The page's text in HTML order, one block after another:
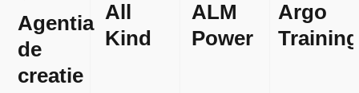
Agentia
de
creatie
All
Kind
ALM
Power
Argo
Training